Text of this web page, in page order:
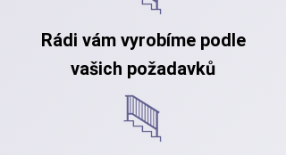
Rádi vám vyrobíme podle
vašich požadavků